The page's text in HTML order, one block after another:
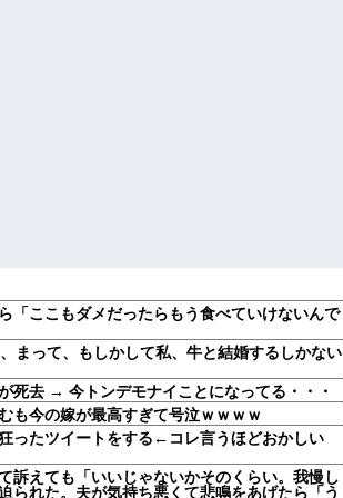
「ここもダメだったらもう食べていけないんで
まって、もしかして私、牛と結婚するしかない
死去 → 今トンデモナイことになってる・・・
も今の嫁が最高すぎて号泣ｗｗｗｗ
ったツイートをする←コレ言うほどおかしい
訴えても「いいじゃないかそのくらい。我慢し
られた。夫が気持ち悪くて悲鳴をあげたら「う